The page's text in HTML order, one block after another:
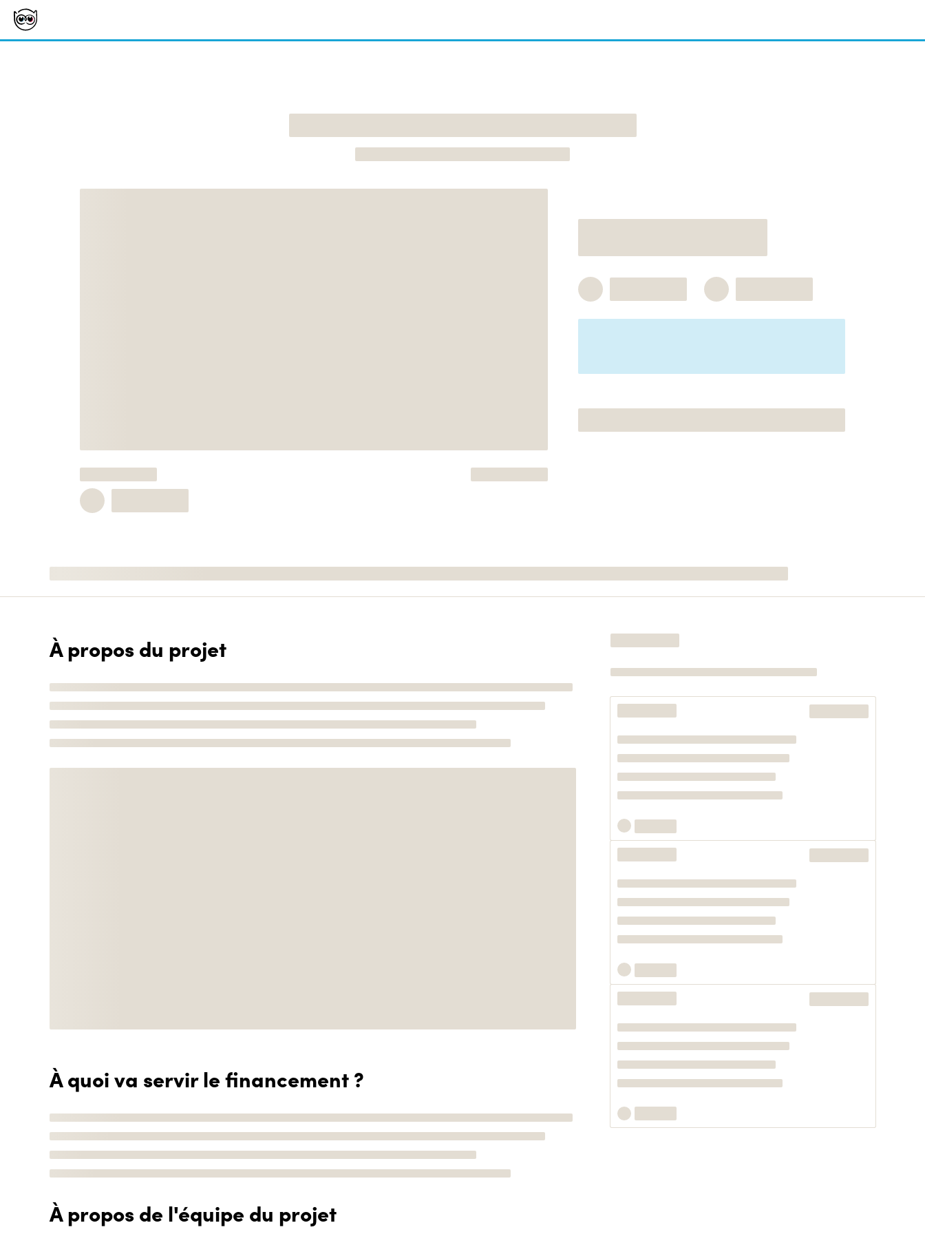
À propos du projet
À quoi va servir le financement ?
À propos de l'équipe du projet